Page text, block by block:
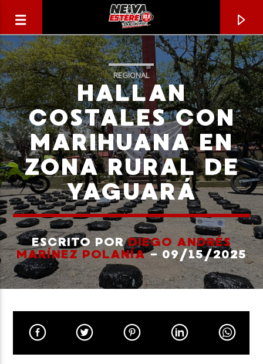
CANCIÓN ACTUAL
TÍTULO
ARTISTA
Neiva Estereo
REGIONAL
HALLAN
COSTALES CON
MARIHUANA EN
ZONA RURAL DE
YAGUARÁ
ESCRITO PORDIEGO ANDRÉS
MARÍNEZ POLANÍA- 09/15/2025